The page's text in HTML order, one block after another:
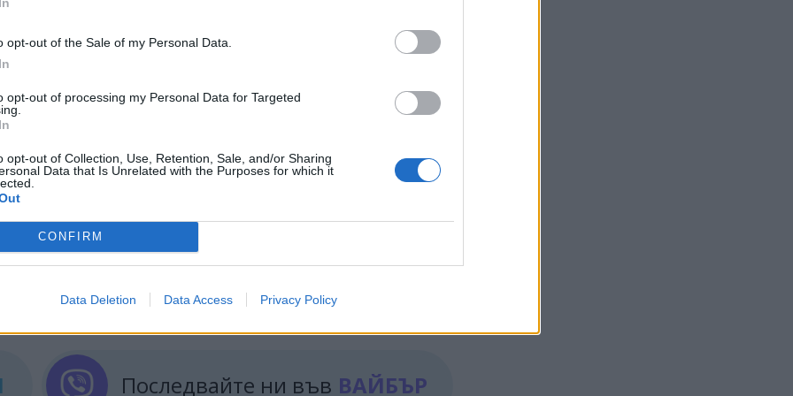
opt-out of the Sale of my Personal Data.
opt-out of processing my Personal Data for Targeted
opt-out of Collection, Use, Retention, Sale, and/or Sharing
Data that Is Unrelated with the Purposes for which it
CONFIRM
Data Deletion Data Access Privacy Policy
макар че финансовите компенсации за това все
от 2017 г. Средното намаление на сметките до сега в
панели, в т.ч. и общинските жилища, се очаква
с до 92%, което ще насърчи развитието на
Последвайте ни във ВАЙБЪР